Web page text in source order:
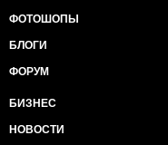
ФОТОШОПЫ
БЛОГИ
ФОРУМ
БИЗНЕС
НОВОСТИ